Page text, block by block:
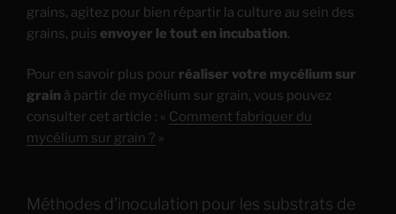
grains, agitez pour bien répartir la culture au sein des
grains, puis envoyer le tout en incubation.
Pour en savoir plus pour réaliser votre mycélium sur
grain à partir de mycélium sur grain, vous pouvez
consulter cet article : « Comment fabriquer du
mycélium sur grain ? »
Méthodes d’inoculation pour les substrats de